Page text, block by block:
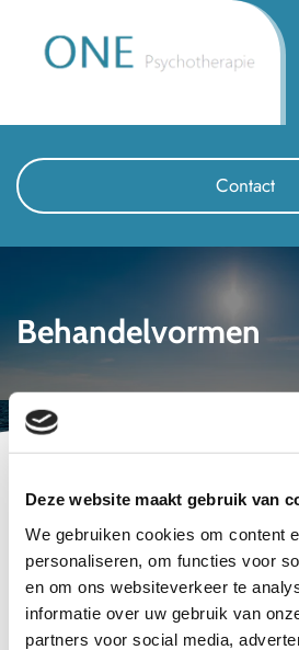
Deze website maakt gebruik van
We gebruiken cookies om content
personaliseren, om functies voor
en om ons websiteverkeer te
informatie over uw gebruik van
partners voor social media,
Contact
Behandelvormen
Wij werken vooral met
Momenteel komen die namelijk
onderzoek naar voren als